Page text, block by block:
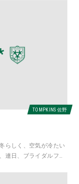
TOMPKINS 佐野
らしく、空気が冷たい
連日、ブライダルフェ